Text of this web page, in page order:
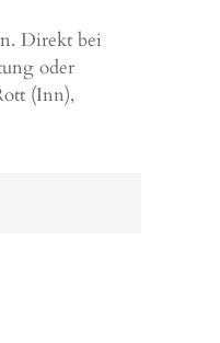
Direkt bei
oder
(Inn),